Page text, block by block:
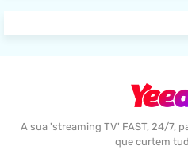
A sua 'streaming TV' FAST, 24/7,
que curtem